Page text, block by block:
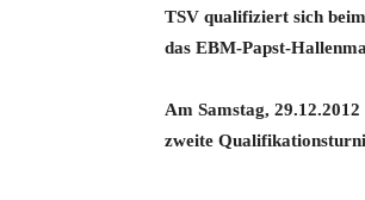
TSV qualifiziert sich
das EBM-Papst-
Am Samstag,
zweite